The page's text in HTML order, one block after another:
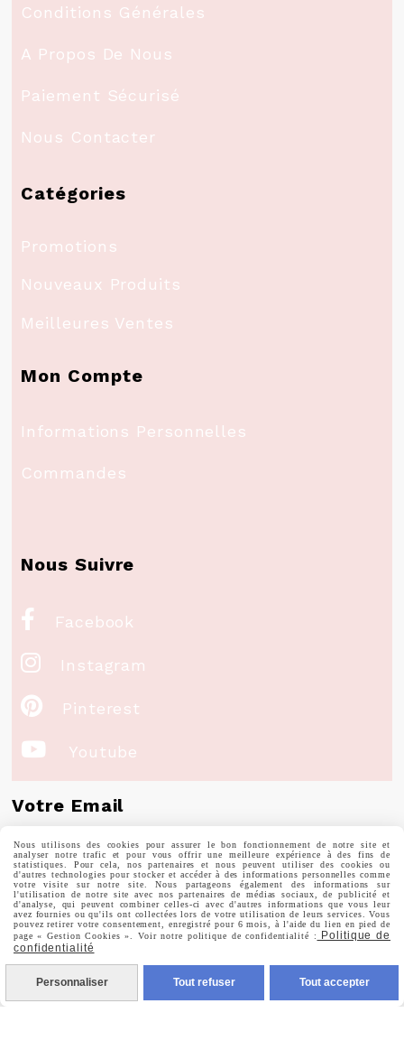
Conditions Générales
A Propos De Nous
Paiement Sécurisé
Nous Contacter
Catégories
Promotions
Nouveaux Produits
Meilleures Ventes
Mon Compte
Informations Personnelles
Commandes
Nous Suivre
 Facebook
 Instagram
 Pinterest
 Youtube
Votre Email
Prénom
Valider
Nous utilisons des cookies pour assurer le bon fonctionnement de notre site et
analyser notre trafic et pour vous offrir une meilleure expérience à des fins de
statistiques. Pour cela, nos partenaires et nous peuvent utiliser des cookies ou
d'autres technologies pour stocker et accéder à des informations personnelles comme
votre visite sur notre site. Nous partageons également des informations sur
l'utilisation de notre site avec nos partenaires de médias sociaux, de publicité et
d'analyse, qui peuvent combiner celles-ci avec d'autres informations que vous leur
avez fournies ou qu'ils ont collectées lors de votre utilisation de leurs services. Vous
pouvez retirer votre consentement, enregistré pour 6 mois, à l'aide du lien en pied de
page « Gestion Cookies ». Voir notre politique de confidentialité :
Politique de
confidentialité
Personnaliser Tout refuser Tout accepter